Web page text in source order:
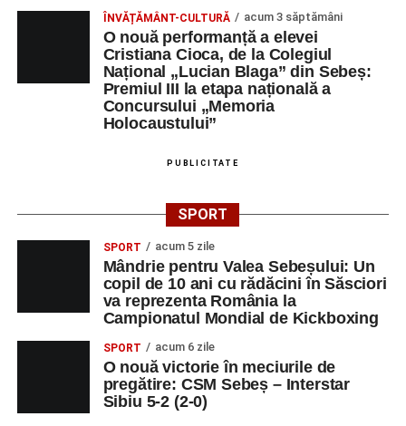
ÎNVĂȚĂMÂNT-CULTURĂ acum 3 săptămâni
O nouă performanță a elevei
Cristiana Cioca, de la Colegiul
Național „Lucian Blaga” din Sebeș:
Premiul III la etapa națională a
Concursului „Memoria
Holocaustului”
PUBLICITATE
SPORT
SPORT acum 5 zile
Mândrie pentru Valea Sebeșului: Un
copil de 10 ani cu rădăcini în Săsciori
va reprezenta România la
Campionatul Mondial de Kickboxing
SPORT acum 6 zile
O nouă victorie în meciurile de
pregătire: CSM Sebeș – Interstar
Sibiu 5-2 (2-0)